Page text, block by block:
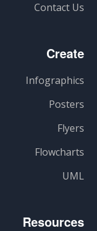
Contact Us
Create
Infographics
Posters
Flyers
Flowcharts
UML
Resources